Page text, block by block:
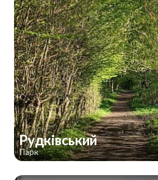
Рудківський
Парк